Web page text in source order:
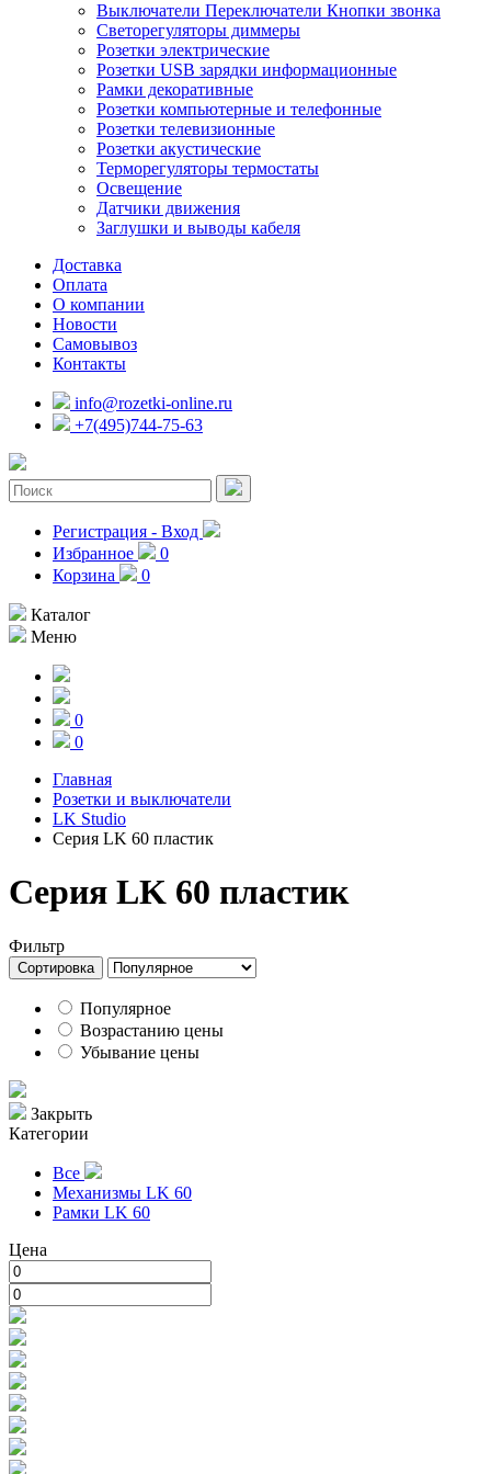
Выключатели Переключатели Кнопки звонка
Светорегуляторы диммеры
Розетки электрические
Розетки USB зарядки информационные
Рамки декоративные
Розетки компьютерные и телефонные
Розетки телевизионные
Розетки акустические
Терморегуляторы термостаты
Освещение
Датчики движения
Заглушки и выводы кабеля
Доставка
Оплата
О компании
Новости
Самовывоз
Контакты
info@rozetki-online.ru
+7(495)744-75-63
Регистрация - Вход
Избранное
0
Корзина
0
Каталог
Меню
0
0
Главная
Розетки и выключатели
LK Studio
Серия LK 60 пластик
Серия LK 60 пластик
Фильтр
Сортировка
Популярное
Возрастанию цены
Убывание цены
Закрыть
Категории
Все
Механизмы LK 60
Рамки LK 60
Цена